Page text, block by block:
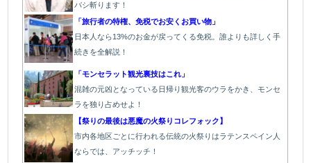
バシ斬ります！
「旅行者の特権、免税でお安くお買い物」
日本人なら13%のお金が戻ってくる免税。誰よりも詳しく手
続きを全解説！
「モンセラット観光裏技はこれ」
混雑の元凶となっている日帰り観光客のウラをかき、モンセ
ラを独り占めせよ！
【祭りの最後は悪魔の火祭りコレフォック】
市内各地区ごとに行われる伝統の火祭りはラテンスペイン人
ならでは、アッチッチ！